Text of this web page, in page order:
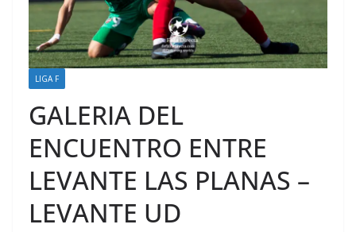
LIGA F
GALERIA DEL
ENCUENTRO ENTRE
LEVANTE LAS PLANAS –
LEVANTE UD